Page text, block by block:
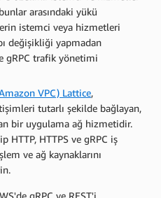
arasındaki yükü
istemci veya hizmetleri
değişikliği yapmadan
gRPC trafik yönetimi
VPC) Lattice,
tutarlı şekilde bağlayan,
bir uygulama ağ hizmetidir.
HTTP, HTTPS ve gRPC iş
ve ağ kaynaklarını
gRPC ve REST'i